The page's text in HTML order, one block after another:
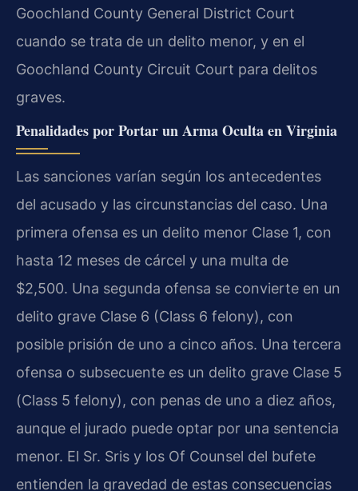
Goochland County General District Court
cuando se trata de un delito menor, y en el
Goochland County Circuit Court para delitos
graves.
Penalidades por Portar un Arma Oculta en Virginia
Las sanciones varían según los antecedentes
del acusado y las circunstancias del caso. Una
primera ofensa es un delito menor Clase 1, con
hasta 12 meses de cárcel y una multa de
$2,500. Una segunda ofensa se convierte en un
delito grave Clase 6 (Class 6 felony), con
posible prisión de uno a cinco años. Una tercera
ofensa o subsecuente es un delito grave Clase 5
(Class 5 felony), con penas de uno a diez años,
aunque el jurado puede optar por una sentencia
menor. El Sr. Sris y los Of Counsel del bufete
entienden la gravedad de estas consecuencias